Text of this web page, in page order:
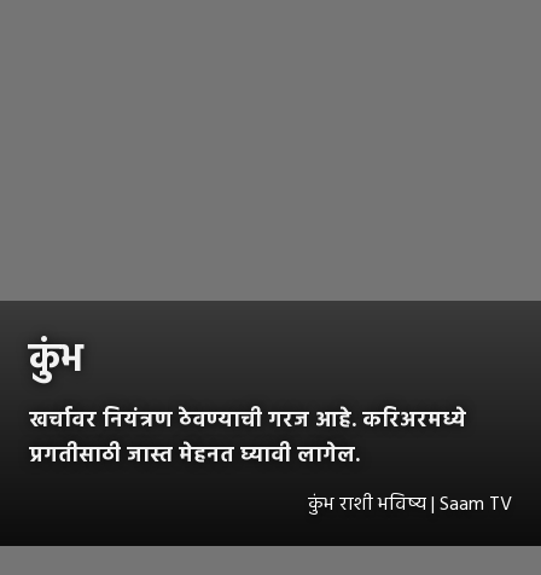
कुंभ
खर्चावर नियंत्रण ठेवण्याची गरज आहे. करिअरमध्ये
प्रगतीसाठी जास्त मेहनत घ्यावी लागेल.
कुंभ राशी भविष्य | Saam TV